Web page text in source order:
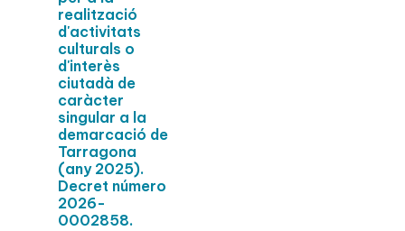
realització
d'activitats
culturals o
d'interès
ciutadà de
caràcter
singular a la
demarcació de
Tarragona
(any 2025).
Decret número
2026-
0002858.